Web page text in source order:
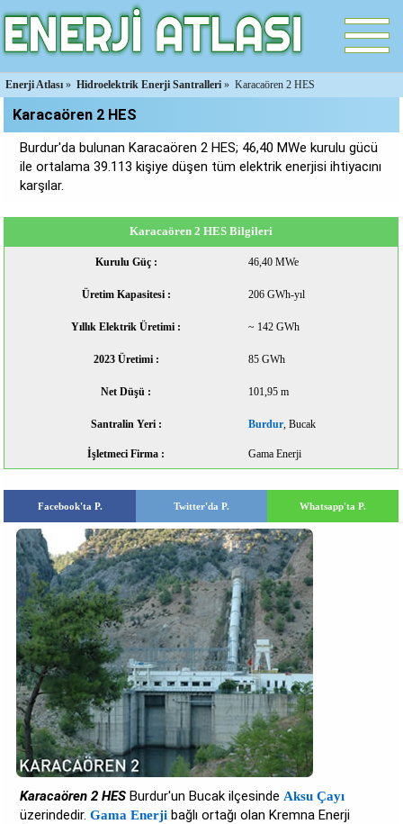
Enerji Atlası » Hidroelektrik Enerji Santralleri » Karacaören 2 HES
Karacaören 2 HES
Burdur'da bulunan Karacaören 2 HES; 46,40 MWe kurulu gücü
ile ortalama 39.113 kişiye düşen tüm elektrik enerjisi ihtiyacını
karşılar.
Karacaören 2 HES Bilgileri
Kurulu Güç : 46,40 MWe
Üretim Kapasitesi : 206 GWh-yıl
Yıllık Elektrik Üretimi : ~ 142 GWh
2023 Üretimi : 85 GWh
Net Düşü : 101,95 m
Santralin Yeri : Burdur, Bucak
İşletmeci Firma : Gama Enerji
Facebook'ta P. Twitter'da P. Whatsapp'ta P.
Karacaören 2 HES Burdur'un Bucak ilçesindeAksu Çayı
üzerindedir.Gama Enerji bağlı ortağı olan Kremna Enerji